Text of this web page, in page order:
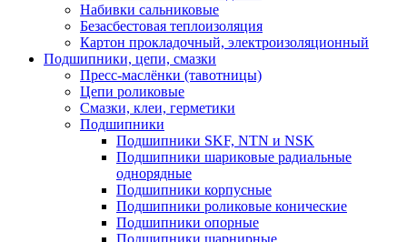
Набивки сальниковые
Безасбестовая теплоизоляция
Картон прокладочный, электроизоляционный
Подшипники, цепи, смазки
Пресс-маслёнки (тавотницы)
Цепи роликовые
Смазки, клеи, герметики
Подшипники
Подшипники SKF, NTN и NSK
Подшипники шариковые радиальные
однорядные
Подшипники корпусные
Подшипники роликовые конические
Подшипники опорные
Подшипники шарнирные